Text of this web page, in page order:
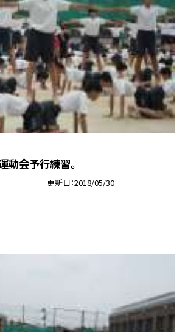
運動会予行練習。
更新日 2018/05/30